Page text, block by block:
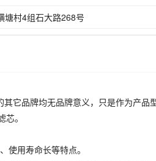
塘村4组石大路268号
它品牌均无品牌意义，只是作为产品
芯。
使用寿命长等特点。